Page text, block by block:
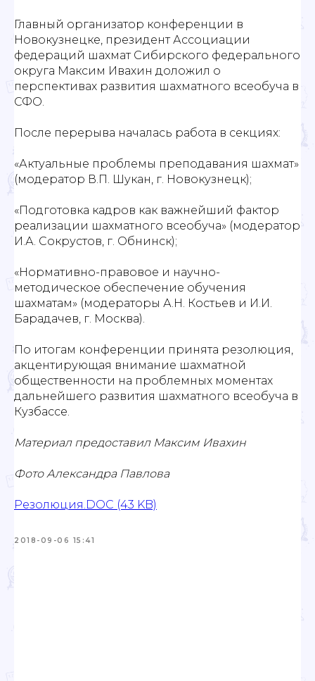
Главный организатор конференции в
Новокузнецке, президент Ассоциации
федераций шахмат Сибирского федерального
округа Максим Ивахин доложил о
перспективах развития шахматного всеобуча в
СФО.
После перерыва началась работа в секциях:
«Актуальные проблемы преподавания шахмат»
(модератор В.П. Шукан, г. Новокузнецк);
«Подготовка кадров как важнейший фактор
реализации шахматного всеобуча» (модератор
И.А. Сокрустов, г. Обнинск);
«Нормативно-правовое и научно-
методическое обеспечение обучения
шахматам» (модераторы А.Н. Костьев и И.И.
Барадачев, г. Москва).
По итогам конференции принята резолюция,
акцентирующая внимание шахматной
общественности на проблемных моментах
дальнейшего развития шахматного всеобуча в
Кузбассе.
Материал предоставил Максим Ивахин
Фото Александра Павлова
Резолюция.DOC (43 KB)
2018-09-06 15:41